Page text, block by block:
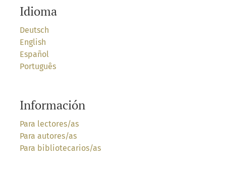
Idioma
Deutsch
English
Español
Português
Información
Para lectores/as
Para autores/as
Para bibliotecarios/as